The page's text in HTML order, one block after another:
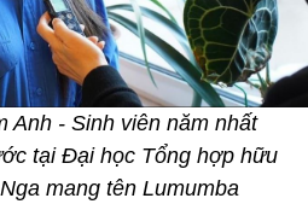
Anh - Sinh viên năm nhất
tại Đại học Tổng hợp hữu
mang tên Lumumba